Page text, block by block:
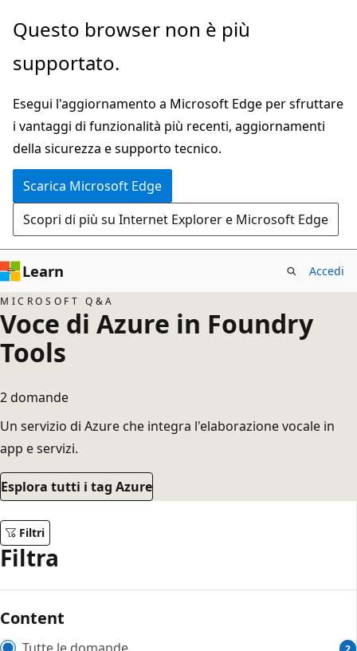
Ignora
passa
contenuto
principale
Questo browser non è più
supportato.
Esegui l'aggiornamento a Microsoft Edge per sfruttare
i vantaggi di funzionalità più recenti, aggiornamenti
della sicurezza e supporto tecnico.
Scarica Microsoft Edge
Scopri di più su Internet Explorer e Microsoft Edge
Learn Accedi
MICROSOFT Q&A
Voce di Azure in Foundry
Tools
2 domande
Un servizio di Azure che integra l'elaborazione vocale in
app e servizi.
Esplora tutti i tag Azure
Filtri
Filtra
Content
Tutte le domande